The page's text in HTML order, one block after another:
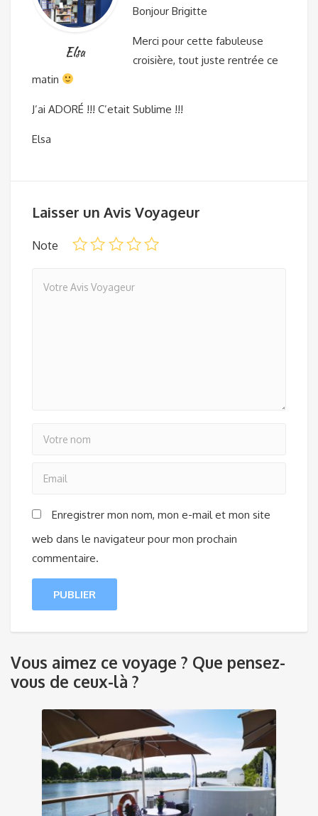
Elsa
Bonjour Brigitte
Merci pour cette fabuleuse
croisière, tout juste rentrée ce
matin
J’ai ADORÉ !!! C’etait Sublime !!!
Elsa
Laisser un Avis Voyageur
Note
Enregistrer mon nom, mon e-mail et mon site
web dans le navigateur pour mon prochain
commentaire.
Vous aimez ce voyage ? Que pensez-
vous de ceux-là ?